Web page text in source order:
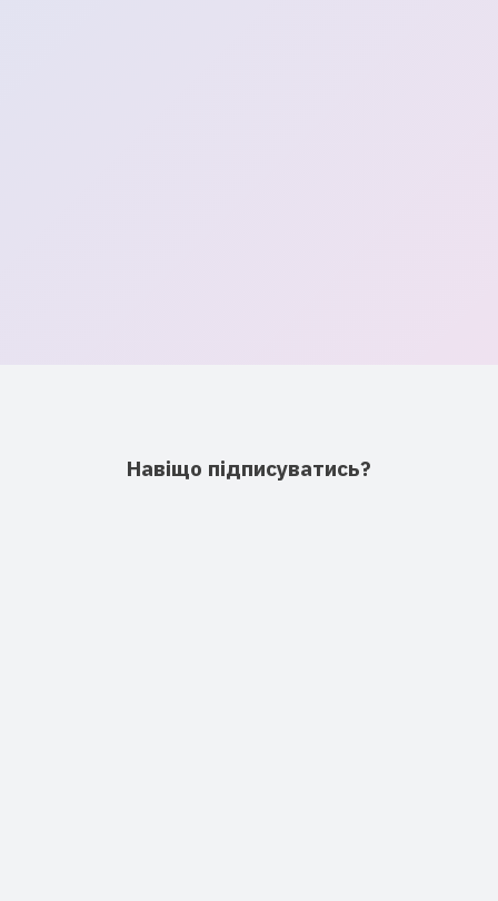
Навіщо підписуватись?